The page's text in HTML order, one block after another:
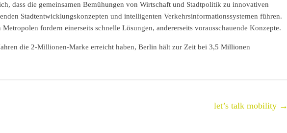
dass die gemeinsamen Bemühungen von Wirtschaft und Stadtpolitik zu innovativen
Stadtentwicklungskonzepten und intelligenten Verkehrsinformationssystemen führen.
fordern einerseits schnelle Lösungen, andererseits vorausschauende Konzepte.
die 2-Millionen-Marke erreicht haben, Berlin hält zur Zeit bei 3,5 Millionen
let’s talk mobility →